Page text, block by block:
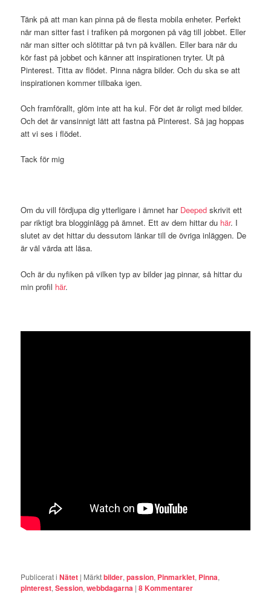
Tänk på att man kan pinna på de flesta mobila enheter. Perfekt
när man sitter fast i trafiken på morgonen på väg till jobbet. Eller
när man sitter och slötittar på tvn på kvällen. Eller bara när du
kör fast på jobbet och känner att inspirationen tryter. Ut på
Pinterest. Titta av flödet. Pinna några bilder. Och du ska se att
inspirationen kommer tillbaka igen.
Och framförallt, glöm inte att ha kul. För det är roligt med bilder.
Och det är vansinnigt lätt att fastna på Pinterest. Så jag hoppas
att vi ses i flödet.
Tack för mig
Om du vill fördjupa dig ytterligare i ämnet har Deeped skrivit ett
par riktigt bra blogginlägg på ämnet. Ett av dem hittar du här. I
slutet av det hittar du dessutom länkar till de övriga inläggen. De
är väl värda att läsa.
Och är du nyfiken på vilken typ av bilder jag pinnar, så hittar du
min profil här.
Publicerat i Nätet | Märktbilder,passion, Pinmarklet, Pinna,
pinterest,Session,webbdagarna |8Kommentarer